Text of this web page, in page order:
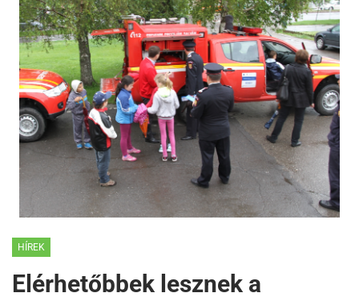
HÍREK
Elérhetőbbek lesznek a